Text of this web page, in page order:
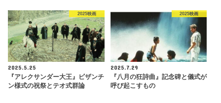
2025映画
2025.5.25
『アレクサンダー大王』ビザンチ
ン様式の祝祭とテオ式群論
2025映画
2025.7.29
『八月の狂詩曲』記念碑と儀式が
呼び起こすもの